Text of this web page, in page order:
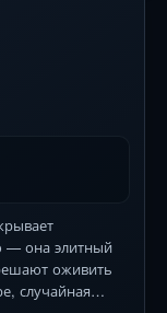
она элитный
оживить
случайная